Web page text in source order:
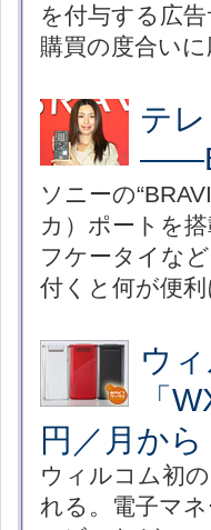
を付与する広
購買の度合いに
テ
ソニーの
カ）ポートを
フケータイな
付くと何が便
ウ
「
円／月から
ウィルコム初
れる。電子マ